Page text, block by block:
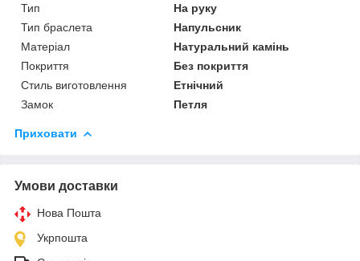
Тип
На руку
Тип браслета
Напульсник
Матеріал
Натуральний камінь
Покриття
Без покриття
Стиль виготовлення
Етнічний
Замок
Петля
Приховати
Умови доставки
Нова Пошта
Укрпошта